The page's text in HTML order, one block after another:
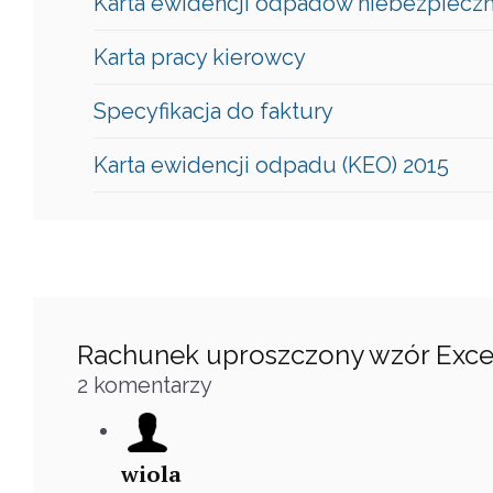
Karta pracy kierowcy
Specyfikacja do faktury
Karta ewidencji odpadu (KEO) 2015
Rachunek uproszczony wzór
2 komentarzy
wiola